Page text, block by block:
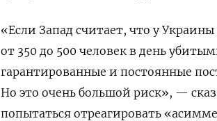
«Если Запад считает, что у
от 350 до 500 человек в день
гарантированные и постоянные
Но это очень большой риск», —
попытаться отреагировать